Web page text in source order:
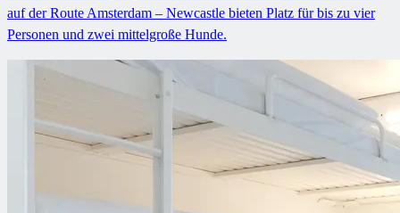
auf der Route Amsterdam – Newcastle bieten Platz für bis zu vier
Personen und zwei mittelgroße Hunde.